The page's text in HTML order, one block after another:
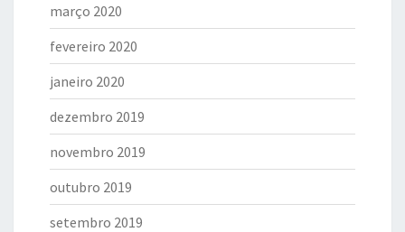
março 2020
fevereiro 2020
janeiro 2020
dezembro 2019
novembro 2019
outubro 2019
setembro 2019